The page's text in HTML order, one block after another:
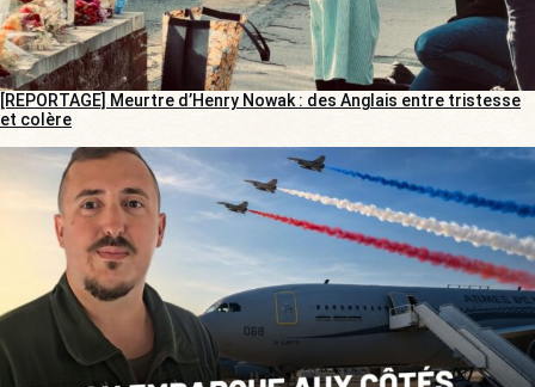
[REPORTAGE] Meurtre d’Henry Nowak : des Anglais entre tristesse
et colère